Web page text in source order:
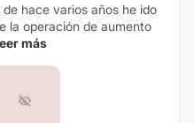
de hace varios años he ido
la operación de aumento
más